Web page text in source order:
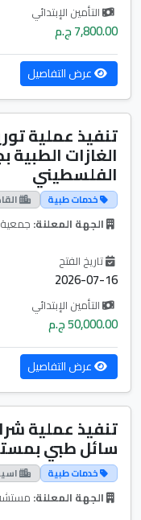
التأمين الإبتدائي
7,800.00 ج.م
عرض التفاصيل
تنفيذ عملية
الغازات الطبية
الفلسطيني
خدمات طبية
الجهة المعلنة: جمعية
تاريخ الفتح
2026-07-16
التأمين الإبتدائي
50,000.00 ج.م
عرض التفاصيل
سائل طبي
خدمات طبية
الجهة المعلنة: